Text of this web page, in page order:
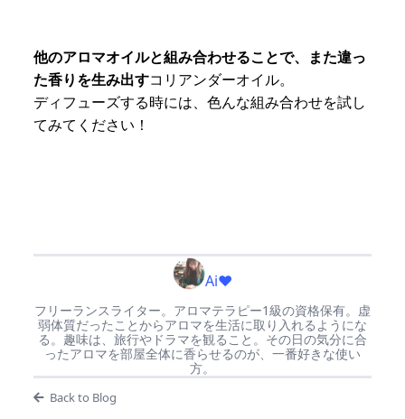
他のアロマオイルと組み合わせることで、また違っ
た香りを生み出すコリアンダーオイル。
ディフューズする時には、色んな組み合わせを試し
てみてください！
Ai♥
フリーランスライター。アロマテラピー1級の資格保有。虚
弱体質だったことからアロマを生活に取り入れるようにな
る。趣味は、旅行やドラマを観ること。その日の気分に合
ったアロマを部屋全体に香らせるのが、一番好きな使い
方。
Back to Blog